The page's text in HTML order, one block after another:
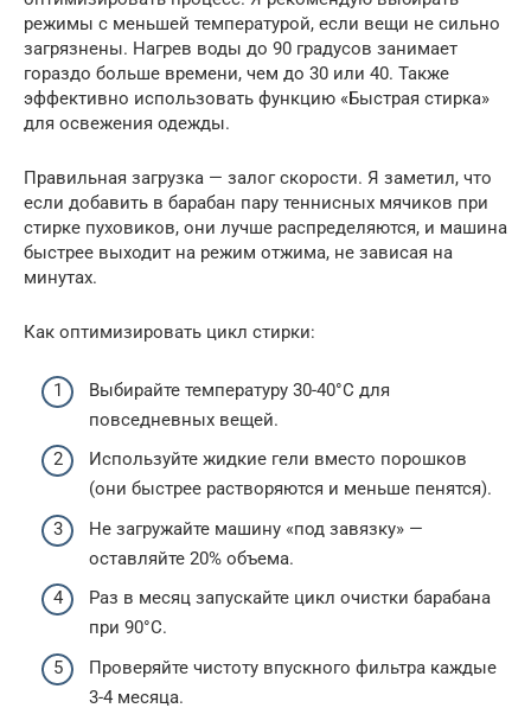
режимы с меньшей температурой, если вещи не сильно
загрязнены. Нагрев воды до 90 градусов занимает
гораздо больше времени, чем до 30 или 40. Также
эффективно использовать функцию «Быстрая стирка»
для освежения одежды.
Правильная загрузка — залог скорости. Я заметил, что
если добавить в барабан пару теннисных мячиков при
стирке пуховиков, они лучше распределяются, и машина
быстрее выходит на режим отжима, не зависая на
минутах.
Как оптимизировать цикл стирки:
Выбирайте температуру 30-40°C для
повседневных вещей.
Используйте жидкие гели вместо порошков
(они быстрее растворяются и меньше пенятся).
Не загружайте машину «под завязку» —
оставляйте 20% объема.
Раз в месяц запускайте цикл очистки барабана
при 90°C.
Проверяйте чистоту впускного фильтра каждые
3-4 месяца.